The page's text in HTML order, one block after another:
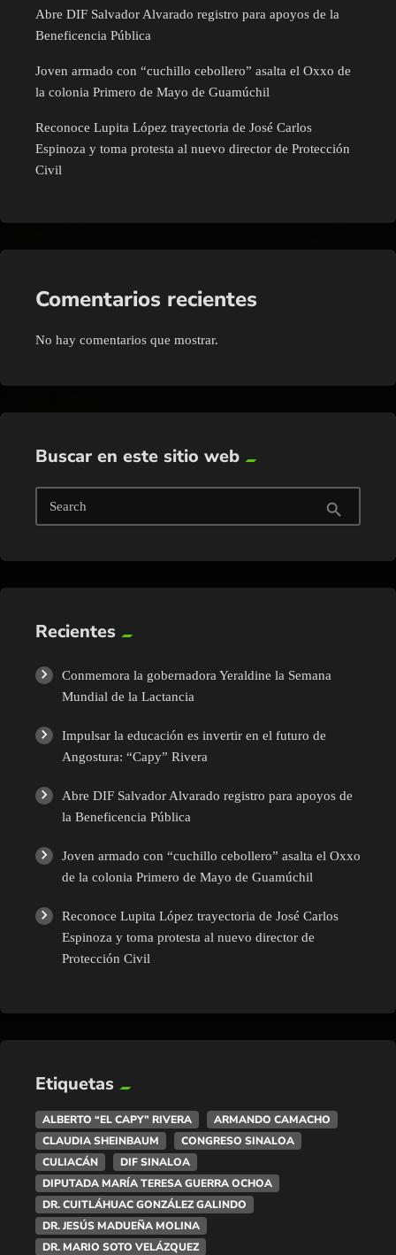
Abre DIF Salvador Alvarado registro para apoyos de la
Beneficencia Pública
Joven armado con “cuchillo cebollero” asalta el Oxxo de
la colonia Primero de Mayo de Guamúchil
Reconoce Lupita López trayectoria de José Carlos
Espinoza y toma protesta al nuevo director de Protección
Civil
Comentarios recientes
No hay comentarios que mostrar.
Buscar en este sitio web
Search search
Recientes
Conmemora la gobernadora Yeraldine la Semana
Mundial de la Lactancia
Impulsar la educación es invertir en el futuro de
Angostura: “Capy” Rivera
Abre DIF Salvador Alvarado registro para apoyos de
la Beneficencia Pública
Joven armado con “cuchillo cebollero” asalta el Oxxo
de la colonia Primero de Mayo de Guamúchil
Reconoce Lupita López trayectoria de José Carlos
Espinoza y toma protesta al nuevo director de
Protección Civil
Etiquetas
ALBERTO “EL CAPY” RIVERA
ARMANDO CAMACHO
CLAUDIA SHEINBAUM
CONGRESO SINALOA
CULIACÁN
DIF SINALOA
DIPUTADA MARÍA TERESA GUERRA OCHOA
DR. CUITLÁHUAC GONZÁLEZ GALINDO
DR. JESÚS MADUEÑA MOLINA
DR. MARIO SOTO VELÁZQUEZ